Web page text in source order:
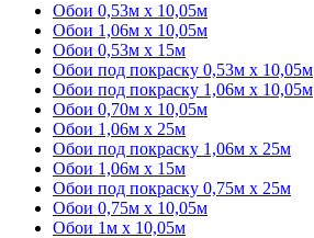
Обои 0,53м x 10,05м
Обои 1,06м х 10,05м
Обои 0,53м x 15м
Обои под покраску 0,53м x 10,05м
Обои под покраску 1,06м х 10,05м
Обои 0,70м x 10,05м
Обои 1,06м x 25м
Обои под покраску 1,06м x 25м
Обои 1,06м x 15м
Обои под покраску 0,75м x 25м
Обои 0,75м x 10,05м
Обои 1м х 10,05м